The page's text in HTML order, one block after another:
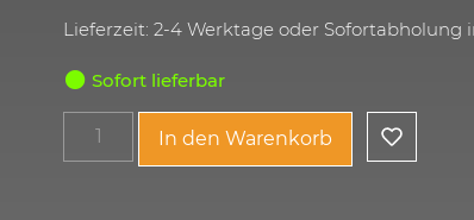
Lieferzeit: 2-4 Werktage oder Sofortabholung
Sofort lieferbar
In den Warenkorb